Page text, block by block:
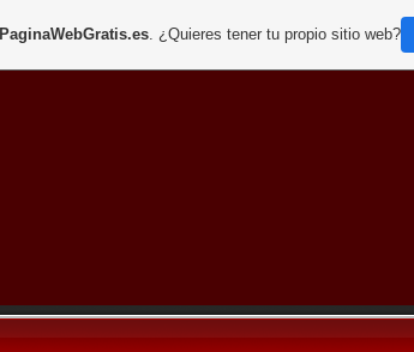
PaginaWebGratis.es. ¿Quieres tener tu propio sitio web?